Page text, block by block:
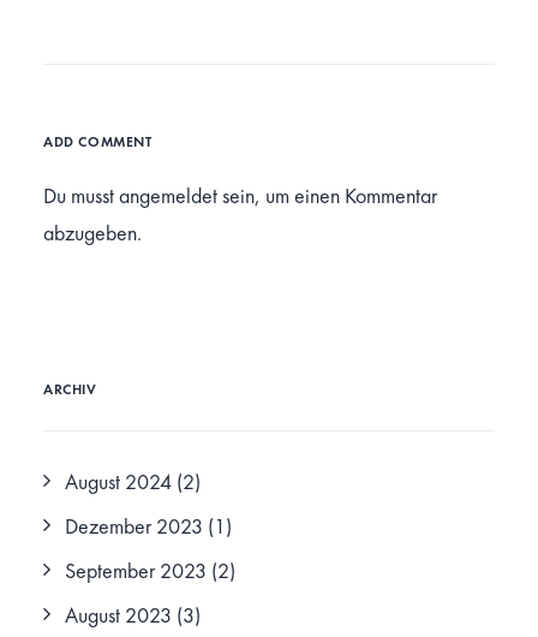
ADD COMMENT
Du musstangemeldetsein, um einen Kommentar
abzugeben.
ARCHIV
August 2024 (2)
Dezember 2023 (1)
September 2023 (2)
August 2023 (3)